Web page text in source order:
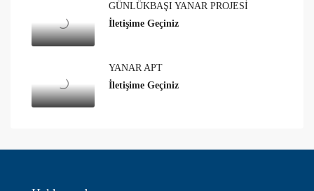
GÜNLÜKBAŞI YANAR PROJESİ
İletişime Geçiniz
YANAR APT
İletişime Geçiniz